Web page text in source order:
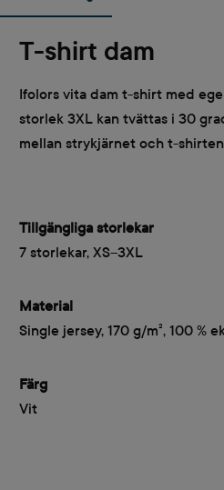
T-shirt dam
Ifolors vita dam t-shirt med
storlek 3XL kan tvättas i 30
mellan strykjärnet och t-
Tillgängliga storlekar
7 storlekar, XS–3XL
Material
Single jersey, 170 g/m², 100 %
Färg
Vit